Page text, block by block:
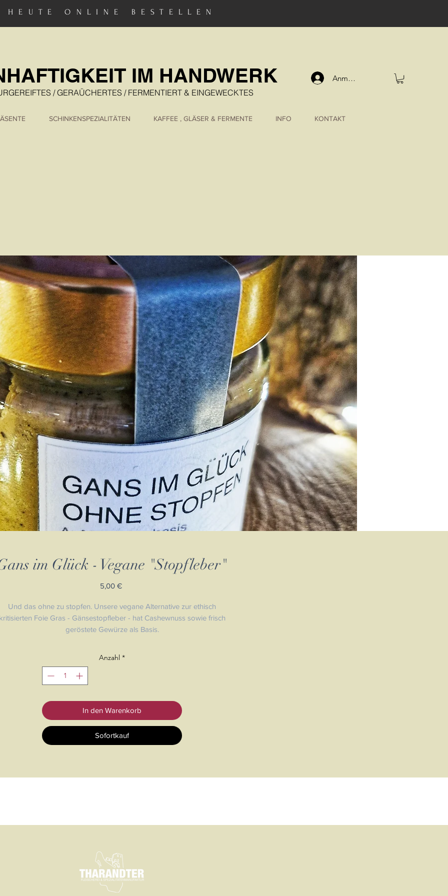
Anmelden
HEUTE ONLINE BESTELLEN
IM HANDWERK
/ GERAÜCHERTES / FERMENTIERT & EINGEWECKTES
SCHINKENSPEZIALITÄTEN KAFFEE , GLÄSER & FERMENTE INFO KONTAKT
im Glück - Vegane "Stopfleber"
5,00 €Preis
Und das ohne zu stopfen. Unsere vegane Alternative zur ethisch
Foie Gras - Gänsestopfleber - hat Cashewnuss sowie frisch
geröstete Gewürze als Basis.
Spezialität - perfekt zu Weihnachten.
Anzahl *
In den Warenkorb
Sofortkauf